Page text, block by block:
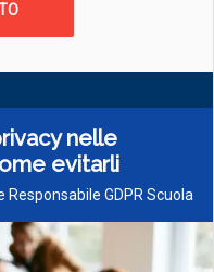
nelle
evitarli
GDPR Scuola